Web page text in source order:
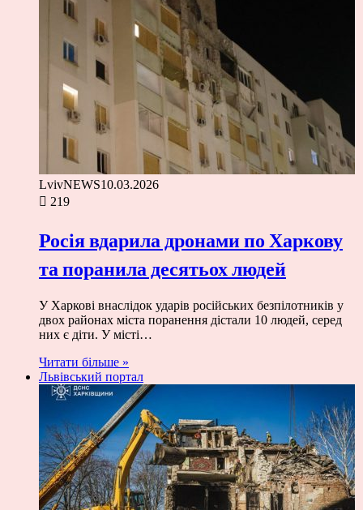
LvivNEWS10.03.2026
219
Росія вдарила дронами по Харкову
та поранила десятьох людей
У Харкові внаслідок ударів російських безпілотників у
двох районах міста поранення дістали 10 людей, серед
них є діти. У місті…
Читати більше »
Львівський портал